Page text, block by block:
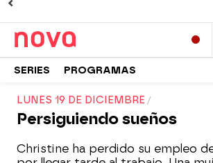
SERIES PROGRAMAS
LUNES 19 DE DICIEMBRE
Persiguiendo sueños
Christine ha perdido su empleo